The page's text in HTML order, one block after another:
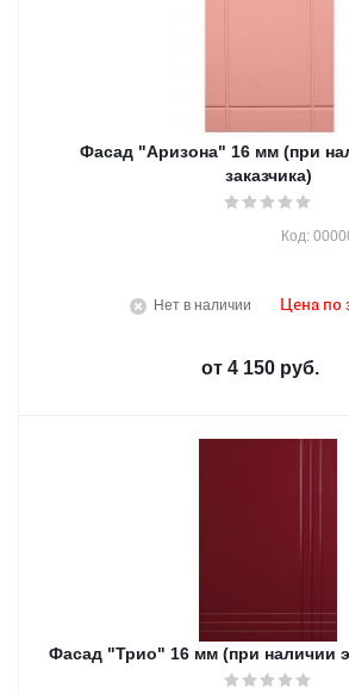
Фасад "Аризона" 16 мм (при
заказчика)
Нет в наличии
Код:
Цена по
от 4 150 руб.
Фасад "Трио" 16 мм (при